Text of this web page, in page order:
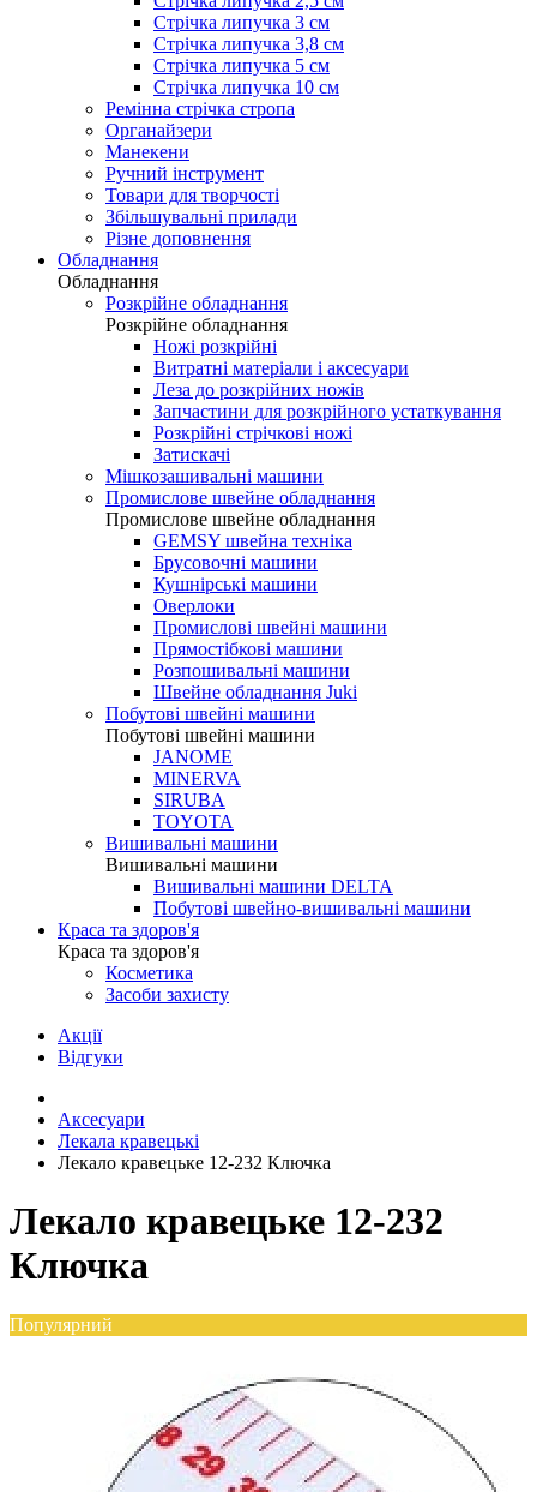
Стрічка липучка 3 см
Стрічка липучка 3,8 см
Стрічка липучка 5 см
Стрічка липучка 10 см
Ремінна стрічка стропа
Органайзери
Манекени
Ручний інструмент
Товари для творчості
Збільшувальні прилади
Різне доповнення
Обладнання
Обладнання
Розкрійне обладнання
Розкрійне обладнання
Ножі розкрійні
Витратні матеріали і аксесуари
Леза до розкрійних ножів
Запчастини для розкрійного устаткування
Розкрійні стрічкові ножі
Затискачі
Мішкозашивальні машини
Промислове швейне обладнання
Промислове швейне обладнання
GEMSY швейна техніка
Брусовочні машини
Кушнірські машини
Оверлоки
Промислові швейні машини
Прямостібкові машини
Розпошивальні машини
Швейне обладнання Juki
Побутові швейні машини
Побутові швейні машини
JANOME
MINERVA
SIRUBA
TOYOTA
Вишивальні машини
Вишивальні машини
Вишивальні машини DELTA
Побутові швейно-вишивальні машини
Краса та здоров'я
Краса та здоров'я
Косметика
Засоби захисту
Акції
Відгуки
Аксесуари
Лекала кравецькі
Лекало кравецьке 12-232 Ключка
Лекало кравецьке 12-232
Ключка
Популярний